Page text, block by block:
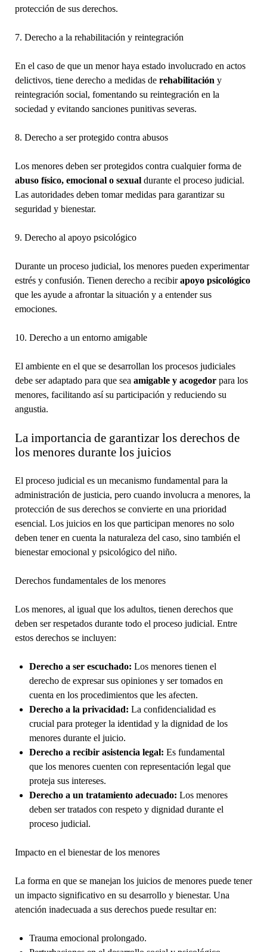
protección de sus derechos.
7. Derecho a la rehabilitación y reintegración
En el caso de que un menor haya estado involucrado en actos
delictivos, tiene derecho a medidas de rehabilitación y
reintegración social, fomentando su reintegración en la
sociedad y evitando sanciones punitivas severas.
8. Derecho a ser protegido contra abusos
Los menores deben ser protegidos contra cualquier forma de
abuso físico, emocional o sexualdurante el proceso judicial.
Las autoridades deben tomar medidas para garantizar su
seguridad y bienestar.
9. Derecho al apoyo psicológico
Durante un proceso judicial, los menores pueden experimentar
estrés y confusión. Tienen derecho a recibirapoyo psicológico
que les ayude a afrontar la situación y a entender sus
emociones.
10. Derecho a un entorno amigable
El ambiente en el que se desarrollan los procesos judiciales
debe ser adaptado para que sea amigable y acogedorpara los
menores, facilitando así su participación y reduciendo su
angustia.
La importancia de garantizar los derechos de
los menores durante los juicios
El proceso judicial es un mecanismo fundamental para la
administración de justicia, pero cuando involucra a menores, la
protección de sus derechos se convierte en una prioridad
esencial. Los juicios en los que participan menores no solo
deben tener en cuenta la naturaleza del caso, sino también el
bienestar emocional y psicológico del niño.
Derechos fundamentales de los menores
Los menores, al igual que los adultos, tienen derechos que
deben ser respetados durante todo el proceso judicial. Entre
estos derechos se incluyen:
Derecho a ser escuchado: Los menores tienen el
derecho de expresar sus opiniones y ser tomados en
cuenta en los procedimientos que les afecten.
Derecho a la privacidad: La confidencialidad es
crucial para proteger la identidad y la dignidad de los
menores durante el juicio.
Derecho a recibir asistencia legal: Es fundamental
que los menores cuenten con representación legal que
proteja sus intereses.
Derecho a un tratamiento adecuado: Los menores
deben ser tratados con respeto y dignidad durante el
proceso judicial.
Impacto en el bienestar de los menores
La forma en que se manejan los juicios de menores puede tener
un impacto significativo en su desarrollo y bienestar. Una
atención inadecuada a sus derechos puede resultar en:
Trauma emocional prolongado.